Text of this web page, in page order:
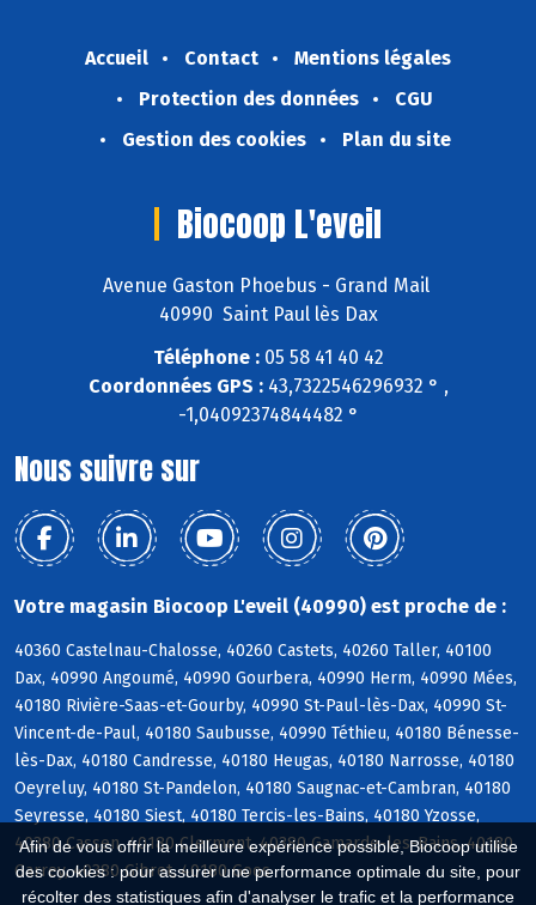
Afin de vous offrir la meilleure expérience possible, Biocoop utilise
des cookies : pour assurer une performance optimale du site, pour
récolter des statistiques afin d'analyser le trafic et la performance
Accueil Contact
Mentions légales
Protection des données
CGU
Gestion des cookies
Plan du site
Biocoop L'eveil
Avenue Gaston Phoebus - Grand Mail
40990 Saint Paul lès Dax
Téléphone :05 58 41 40 42
Coordonnées GPS :43,7322546296932 ° ,
-1,04092374844482 °
Nous suivre sur
Votre magasin Biocoop L'eveil (40990) est proche de :
40360 Castelnau-Chalosse, 40260 Castets, 40260 Taller, 40100
Dax, 40990 Angoumé, 40990 Gourbera, 40990 Herm, 40990 Mées,
40180 Rivière-Saas-et-Gourby, 40990 St-Paul-lès-Dax, 40990 St-
Vincent-de-Paul, 40180 Saubusse, 40990 Téthieu, 40180 Bénesse-
lès-Dax, 40180 Candresse, 40180 Heugas, 40180 Narrosse, 40180
Oeyreluy, 40180 St-Pandelon, 40180 Saugnac-et-Cambran, 40180
Seyresse, 40180 Siest, 40180 Tercis-les-Bains, 40180 Yzosse,
40380 Cassen, 40180 Clermont, 40380 Gamarde-les-Bains, 40180
Garrey, 40380 Gibret, 40180 Goos